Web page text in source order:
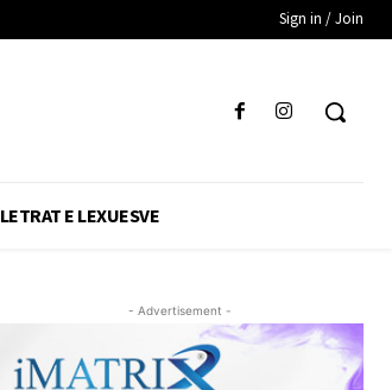
Sign in / Join
LETRAT E LEXUESVE
- Advertisement -